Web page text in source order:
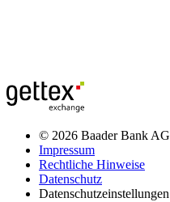
© 2026 Baader Bank AG
Impressum
Rechtliche Hinweise
Datenschutz
Datenschutzeinstellungen